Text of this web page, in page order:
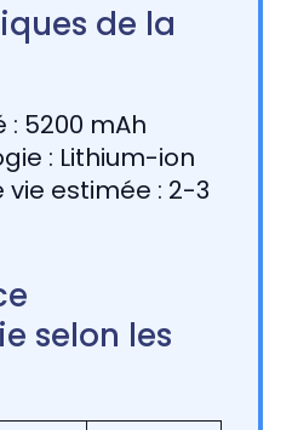
de la
5200 mAh
: Lithium-ion
vie estimée : 2-3
selon les